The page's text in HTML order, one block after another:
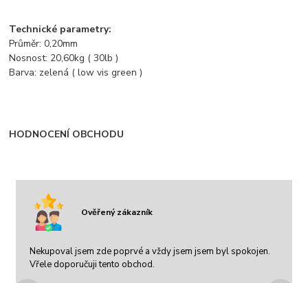
Technické parametry:
Průměr: 0,20mm
Nosnost: 20,60kg ( 30lb )
Barva: zelená ( low vis green )
HODNOCENÍ OBCHODU
Ověřený zákazník
Nekupoval jsem zde poprvé a vždy jsem jsem byl spokojen.
Vřele doporučuji tento obchod.